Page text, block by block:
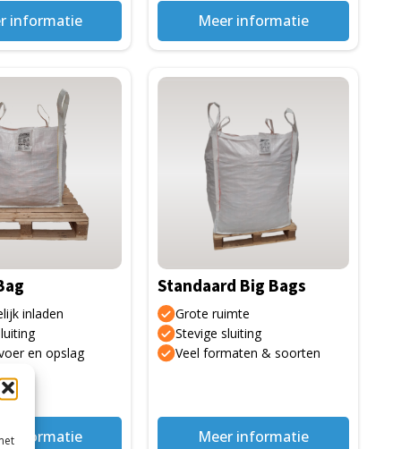
informatie Meer informatie
inladen
en opslag
informatie
Standaard Big Bags
Grote ruimte
Stevige sluiting
Veel formaten & soorten
Meer informatie
Dit
product
meerdere
variaties.
gekozen
worden
op
de
productpagina